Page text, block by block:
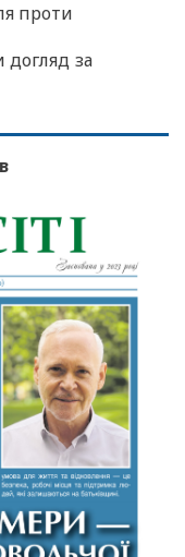
проти
догляд за